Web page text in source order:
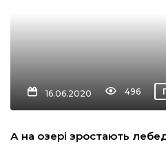
16.06.2020 496
А на озері зростають